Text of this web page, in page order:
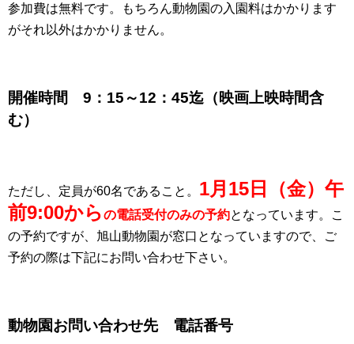
参加費は無料です。もちろん動物園の入園料はかかります
がそれ以外はかかりません。
開催時間 9：15～12：45迄（映画上映時間含
む）
ただし、定員が60名であること。 1月15日（金）午
前9:00からの電話受付のみの予約となっています。こ
の予約ですが、旭山動物園が窓口となっていますので、ご
予約の際は下記にお問い合わせ下さい。
動物園お問い合わせ先 電話番号